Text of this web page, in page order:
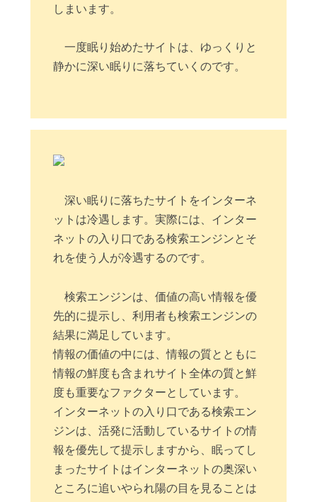
しまいます。
一度眠り始めたサイトは、ゆっくりと
静かに深い眠りに落ちていくのです。
深い眠りに落ちたサイトをインターネ
ットは冷遇します。実際には、インター
ネットの入り口である検索エンジンとそ
れを使う人が冷遇するのです。
検索エンジンは、価値の高い情報を優
先的に提示し、利用者も検索エンジンの
結果に満足しています。
情報の価値の中には、情報の質とともに
情報の鮮度も含まれサイト全体の質と鮮
度も重要なファクターとしています。
インターネットの入り口である検索エン
ジンは、活発に活動しているサイトの情
報を優先して提示しますから、眠ってし
まったサイトはインターネットの奥深い
ところに追いやられ陽の目を見ることは